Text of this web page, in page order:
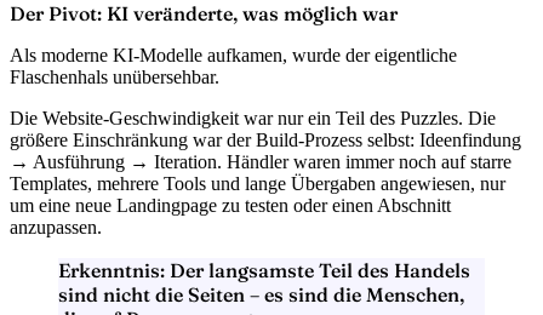
Der Pivot: KI veränderte, was möglich war
Als moderne KI-Modelle aufkamen, wurde der eigentliche
Flaschenhals unübersehbar.
Die Website-Geschwindigkeit war nur ein Teil des Puzzles. Die
größere Einschränkung warder Build-Prozess selbst: Ideenfindung
→ Ausführung → Iteration. Händler waren immer noch auf starre
Templates, mehrere Tools und lange Übergaben angewiesen, nur
um eine neue Landingpage zu testen oder einen Abschnitt
anzupassen.
Erkenntnis: Der langsamste Teil des Handels
sind nicht die Seiten – es sind die Menschen,